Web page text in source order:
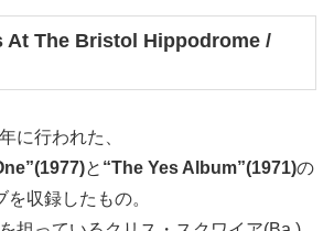
At The Bristol Hippodrome /
に行われた、
と “The Yes Album”(1971)の
収録したもの。